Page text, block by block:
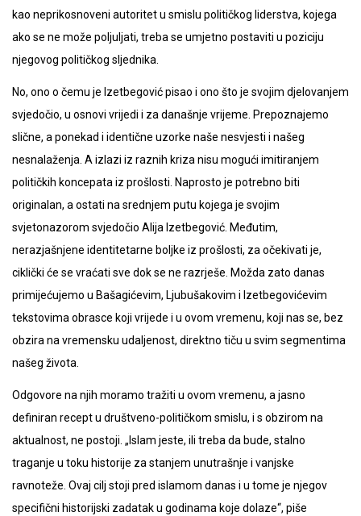
kao neprikosnoveni autoritet u smislu političkog liderstva, kojega
ako se ne može poljuljati, treba se umjetno postaviti u poziciju
njegovog političkog sljednika.
No, ono o čemu je Izetbegović pisao i ono što je svojim djelovanjem
svjedočio, u osnovi vrijedi i za današnje vrijeme. Prepoznajemo
slične, a ponekad i identične uzorke naše nesvjesti i našeg
nesnalaženja. A izlazi iz raznih kriza nisu mogući imitiranjem
političkih koncepata iz prošlosti. Naprosto je potrebno biti
originalan, a ostati na srednjem putu kojega je svojim
svjetonazorom svjedočio Alija Izetbegović. Međutim,
nerazjašnjene identitetarne boljke iz prošlosti, za očekivati je,
ciklički će se vraćati sve dok se ne razrješe. Možda zato danas
primijećujemo u Bašagićevim, Ljubušakovim i Izetbegovićevim
tekstovima obrasce koji vrijede i u ovom vremenu, koji nas se, bez
obzira na vremensku udaljenost, direktno tiču u svim segmentima
našeg života.
Odgovore na njih moramo tražiti u ovom vremenu, a jasno
definiran recept u društveno-političkom smislu, i s obzirom na
aktualnost, ne postoji. „Islam jeste, ili treba da bude, stalno
traganje u toku historije za stanjem unutrašnje i vanjske
ravnoteže. Ovaj cilj stoji pred islamom danas i u tome je njegov
specifični historijski zadatak u godinama koje dolaze“, piše